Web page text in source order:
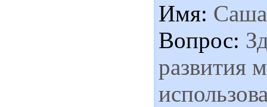
Имя: Саша
Вопрос:
развития